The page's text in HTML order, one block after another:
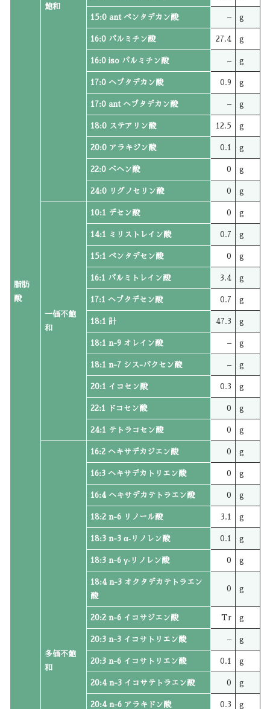
脂肪
酸
飽和
15:0 ant ペンタデカン酸 – g
16:0 パルミチン酸 27.4 g
16:0 iso パルミチン酸 – g
17:0 ヘプタデカン酸 0.9 g
17:0 ant ヘプタデカン酸 – g
18:0 ステアリン酸 12.5 g
20:0 アラキジン酸 0.1 g
22:0 ベヘン酸 0 g
24:0 リグノセリン酸 0 g
一価不飽
和
10:1 デセン酸 0 g
14:1 ミリストレイン酸 0.7 g
15:1 ペンタデセン酸 0 g
16:1 パルミトレイン酸 3.4 g
17:1 ヘプタデセン酸 0.7 g
18:1 計 47.3 g
18:1 n-9 オレイン酸 – g
18:1 n-7 シス-バクセン酸 – g
20:1 イコセン酸 0.3 g
22:1 ドコセン酸 0 g
24:1 テトラコセン酸 0 g
多価不飽
和
16:2 ヘキサデカジエン酸 0 g
16:3 ヘキサデカトリエン酸 0 g
16:4 ヘキサデカテトラエン酸 0 g
18:2 n-6 リノール酸 3.1 g
18:3 n-3 α‐リノレン酸 0.1 g
18:3 n-6 γ‐リノレン酸 0 g
18:4 n-3 オクタデカテトラエン
酸
0 g
20:2 n-6 イコサジエン酸 Tr g
20:3 n-3 イコサトリエン酸 – g
20:3 n-6 イコサトリエン酸 0.1 g
20:4 n-3 イコサテトラエン酸 0 g
20:4 n-6 アラキドン酸 0.3 g